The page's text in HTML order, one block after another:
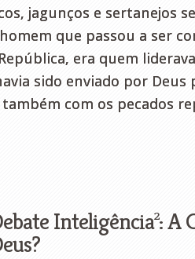
jagunços e sertanejos
que passou a ser
era quem
sido enviado por Deus
também com os pecados
Inteligência²: A